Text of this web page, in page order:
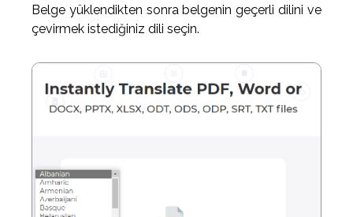
Belge yüklendikten sonra belgenin geçerli dilini ve
çevirmek istediğiniz dili seçin.